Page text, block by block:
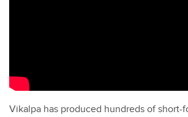
Vikalpa has produced hundreds of short-